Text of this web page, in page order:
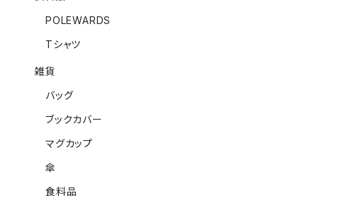
POLEWARDS
Tシャツ
雑貨
バッグ
ブックカバー
マグカップ
傘
食料品